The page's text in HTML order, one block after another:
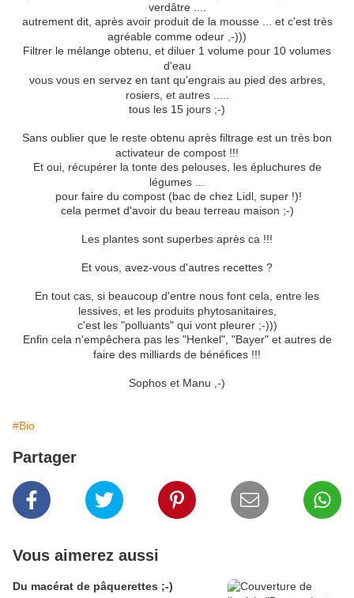
verdâtre ....
autrement dit, après avoir produit de la mousse ... et c'est très
agréable comme odeur ,-)))
Filtrer le mélange obtenu, et diluer 1 volume pour 10 volumes
d'eau
vous vous en servez en tant qu'engrais au pied des arbres,
rosiers, et autres .....
tous les 15 jours ;-)
Sans oublier que le reste obtenu après filtrage est un très bon
activateur de compost !!!
Et oui, récupérer la tonte des pelouses, les épluchures de
légumes ...
pour faire du compost (bac de chez Lidl, super !)!
cela permet d'avoir du beau terreau maison ;-)
Les plantes sont superbes après ca !!!
Et vous, avez-vous d'autres recettes ?
En tout cas, si beaucoup d'entre nous font cela, entre les
lessives, et les produits phytosanitaires,
c'est les "polluants" qui vont pleurer ;-)))
Enfin cela n'empêchera pas les "Henkel", "Bayer" et autres de
faire des milliards de bénéfices !!!
Sophos et Manu ,-)
#Bio
Partager
Vous aimerez aussi
Du macérat de pâquerettes ;-)